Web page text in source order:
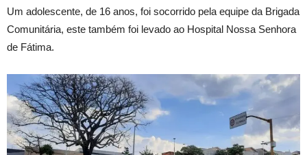
Um adolescente, de 16 anos, foi socorrido pela equipe da Brigada
Comunitária, este também foi levado ao Hospital Nossa Senhora
de Fátima.